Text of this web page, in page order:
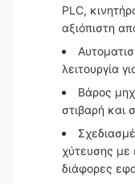
PLC,
αξιόπιστη
λειτουργία
Βάρος
στιβαρή και
χύτευσης με
διάφορες